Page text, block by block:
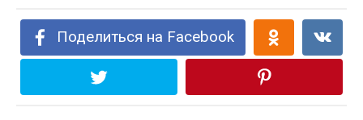
Поделиться на Facebook